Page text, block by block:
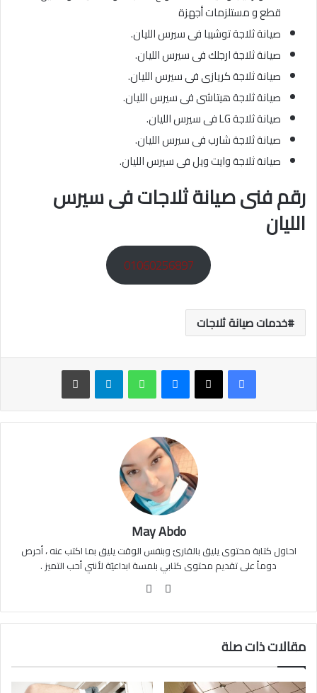
قطع و مستلزمات أجهزة
صيانة ثلاجة توشيبا فى سيرس الليان.
صيانة ثلاجة ارجلك فى سيرس الليان.
صيانة ثلاجة كريازى فى سيرس الليان.
صيانة ثلاجة هيتاشى فى سيرس الليان.
صيانة ثلاجة LG فى سيرس الليان.
صيانة ثلاجة شارب فى سيرس الليان.
صيانة ثلاجة وايت ويل فى سيرس الليان.
رقم فنى صيانة ثلاجات فى سيرس
الليان
01060256897
خدمات صيانة ثلاجات
ماسنجر واتساب تيلقرام طباعة
May Abdo
احاول كتابة محتوى يليق بالقارئ وبنفس الوقت يليق بما اكتب عنه ، أحرص
دوماً على تقديم محتوى كتابي بلمسة ابداعيّة لأنني أحب التميز .
موقع
مقالات ذات صلة